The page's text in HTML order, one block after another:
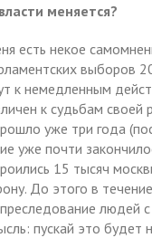
меняется?
есть некое
выборов
к немедленным
к судьбам
уже три года
уже почти
15 тысяч
До этого в
людей
пускай это будет